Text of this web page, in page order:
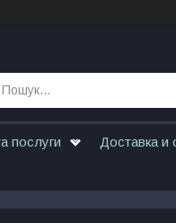
послуги Доставка и